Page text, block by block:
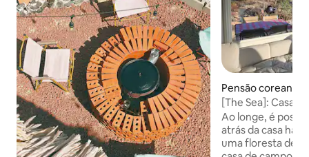
Pensão coreana ⋅
eon, Tongyeong-
[The Sea]: Casa
(exclusiva)/Vista
natural/Banheira
ar livre/
Ao longe, é
atrás da casa há
uma floresta de